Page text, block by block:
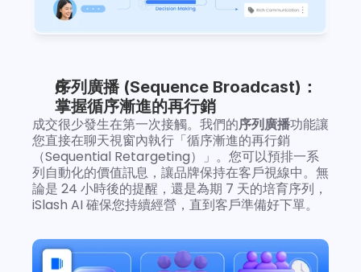
序列廣播 (Sequence Broadcast)：
掌握循序漸進的再行銷
成交很少發生在第一次接觸。我們的序列廣播功能讓
您直接在聊天視窗內執行「循序漸進的再行銷
（Sequential Retargeting）」。您可以預排一系
列自動化的價值訊息，讓品牌保持在客戶視線中。無
論是 24 小時後的提醒，還是為期 7 天的培育序列，
iSlash AI 確保您持續經營，直到客戶準備好下單。